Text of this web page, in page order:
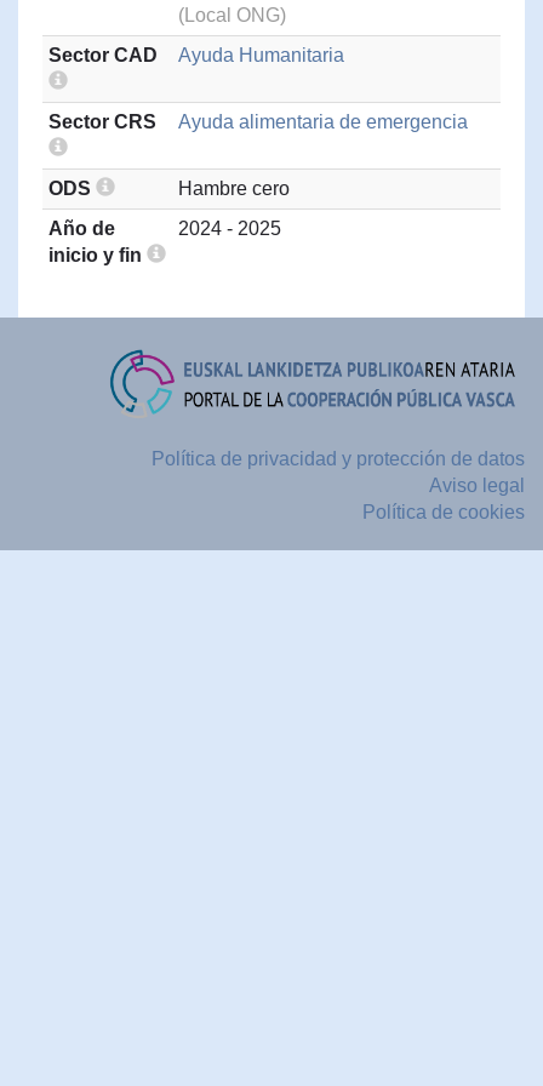
(Local ONG)
Sector CAD
Ayuda Humanitaria
Sector CRS Ayuda alimentaria de emergencia
ODS
Hambre cero
Año de
inicio y fin
2024 - 2025
Política de privacidad y protección de datos
Aviso legal
Política de cookies